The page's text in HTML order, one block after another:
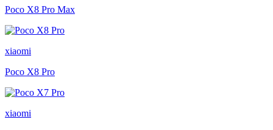
Poco X8 Pro Max
xiaomi
Poco X8 Pro
xiaomi